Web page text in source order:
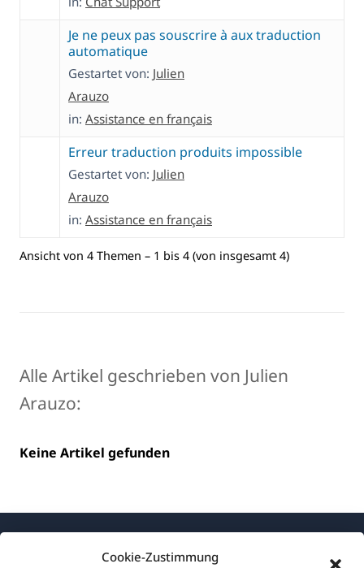
Cookie-Zustimmung
Je ne peux pas souscrire à aux traduction
automatique
Gestartet von: Julien
Arauzo
in: Assistance en français
Erreur traduction produits impossible
Gestartet von: Julien
Arauzo
in: Assistance en français
Ansicht von 4 Themen – 1 bis 4 (von insgesamt 4)
Alle Artikel geschrieben von Julien
Arauzo:
Keine Artikel gefunden